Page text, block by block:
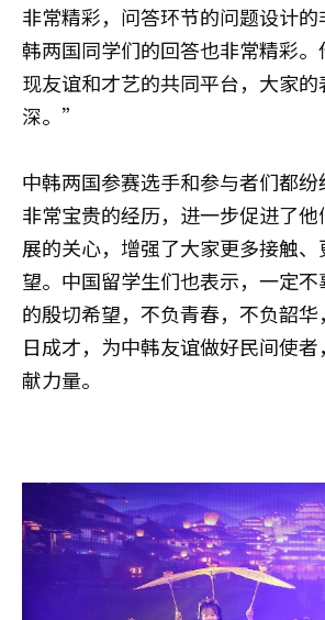
非常精彩，问答环节的问题设计
韩两国同学们的回答也非常精彩
现友谊和才艺的共同平台，大家的
深。”
中韩两国参赛选手和参与者们都
非常宝贵的经历，进一步促进了
展的关心，增强了大家更多接触
望。中国留学生们也表示，一定
的殷切希望，不负青春，不负韶
日成才，为中韩友谊做好民间使
献力量。